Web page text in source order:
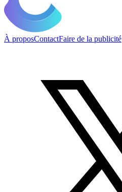
À proposContactFaire de la publicité